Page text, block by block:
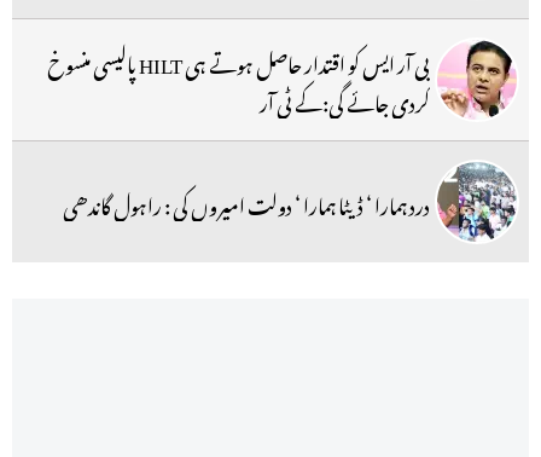
بی آر ایس کو اقتدار حاصل ہوتے ہی HILT پالیسی منسوخ
کردی جائے گی:کے ٹی آر
درد ہمارا ‘ ڈیٹا ہمارا ‘ دولت امیروں کی : راہول گاندھی